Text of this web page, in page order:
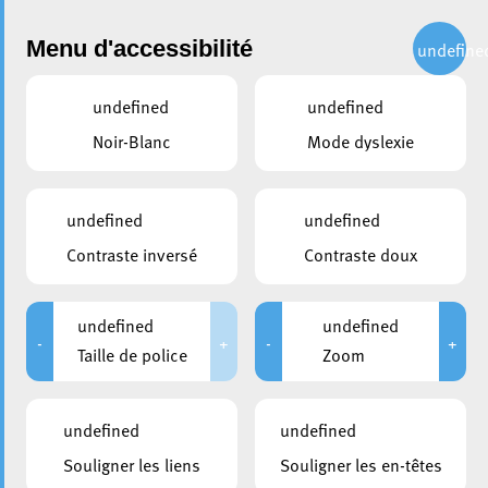
Administration
L’Europe à l’heure des défis
3 juillet 2023
Menu d'accessibilité
undefined
Noir-Blanc
undefined
Mode dyslexie
undefined
Contraste inversé
undefined
Contraste doux
-
undefined
Taille de police
+ -
undefined
Zoom
+
undefined
Souligner les liens
undefined
Souligner les en-têtes